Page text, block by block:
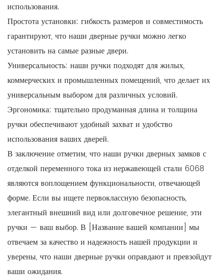
использования.
Простота установки: гибкость размеров и совместимость
гарантируют, что наши дверные ручки можно легко
установить на самые разные двери.
Универсальность: наши ручки подходят для жилых,
коммерческих и промышленных помещений, что делает их
универсальным выбором для различных условий.
Эргономика: тщательно продуманная длина и толщина
ручки обеспечивают удобный захват и удобство
использования ваших дверей.
В заключение отметим, что наши ручки дверных замков с
отделкой переменного тока из нержавеющей стали 6068
являются воплощением функциональности, отвечающей
форме. Если вы ищете первоклассную безопасность,
элегантный внешний вид или долговечное решение, эти
ручки — ваш выбор. В [Название вашей компании] мы
отвечаем за качество и надежность нашей продукции и
уверены, что наши дверные ручки оправдают и превзойдут
ваши ожидания.